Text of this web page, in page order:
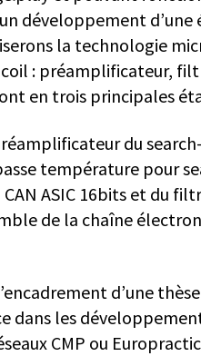
un développement
la technologie
: préamplificateur,
en trois principales
du
température pour
ASIC 16bits et du
de la chaîne
d’une
dans les
CMP ou